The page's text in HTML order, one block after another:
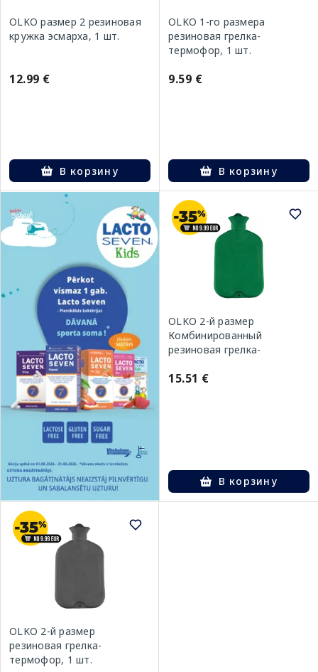
OLKO размер 2 резиновая
кружка эсмарха, 1 шт.
12.99 €
В корзину
OLKO 1-го размера
резиновая грелка-
термофор, 1 шт.
9.59 €
В корзину
OLKO 2-й размер
Комбинированный
резиновая грелка-
15.51 €
В корзину
OLKO 2-й размер
резиновая грелка-
термофор, 1 шт.